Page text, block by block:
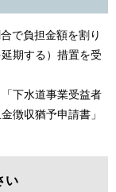
で負担金額を割り
期する）措置を受
下水道事業受益者
徴収猶予申請書」
い